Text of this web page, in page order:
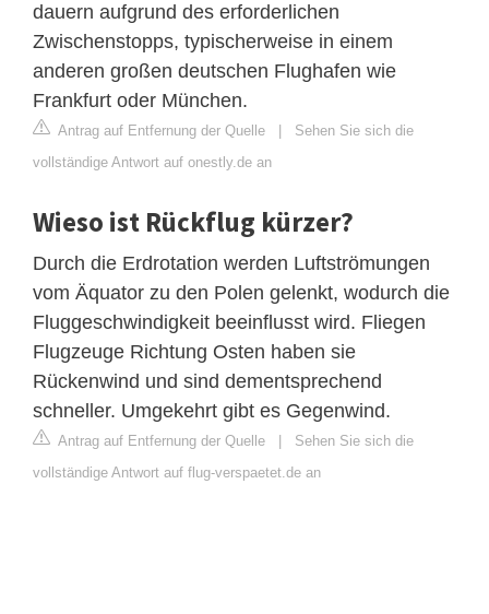
dauern aufgrund des erforderlichen
Zwischenstopps, typischerweise in einem
anderen großen deutschen Flughafen wie
Frankfurt oder München.
Antrag auf Entfernung der Quelle
Sehen Sie sich die
vollständige Antwort auf onestly.de an
Wieso ist Rückflug kürzer?
Durch die Erdrotation werden Luftströmungen
vom Äquator zu den Polen gelenkt, wodurch die
Fluggeschwindigkeit beeinflusst wird. Fliegen
Flugzeuge Richtung Osten haben sie
Rückenwind und sind dementsprechend
schneller. Umgekehrt gibt es Gegenwind.
Antrag auf Entfernung der Quelle
Sehen Sie sich die
vollständige Antwort auf flug-verspaetet.de an